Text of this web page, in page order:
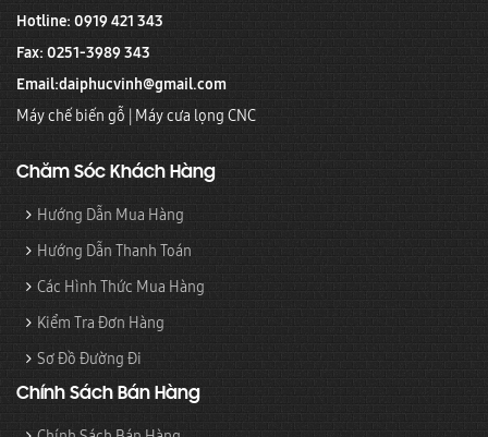
Hotline: 0919 421 343
Fax: 0251-3989 343
Email:daiphucvinh@gmail.com
Máy chế biến gỗ | Máy cưa lọng CNC
Chăm Sóc Khách Hàng
Hướng Dẫn Mua Hàng
Hướng Dẫn Thanh Toán
Các Hình Thức Mua Hàng
Kiểm Tra Đơn Hàng
Sơ Đồ Đường Đi
Chính Sách Bán Hàng